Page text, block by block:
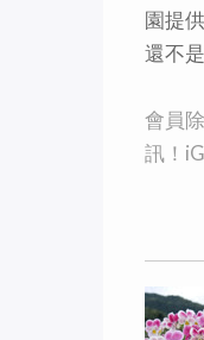
園提
還不
會員
訊！